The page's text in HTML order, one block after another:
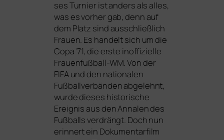
ses Turnier ist anders als alles,
was es vor­her gab, denn auf
dem Platz sind aus­schließ­lich
Frauen. Es han­delt sich um die
Copa ’71, die ers­te inof­fi­zi­el­le
Frauenfußball-WM. Von der
FIFAund den natio­na­len
Fußballverbänden abge­lehnt,
wur­de die­ses his­to­ri­sche
Ereignis aus den Annalen des
Fußballs ver­drängt. Doch nun
erin­nert ein Dokumentarfilm